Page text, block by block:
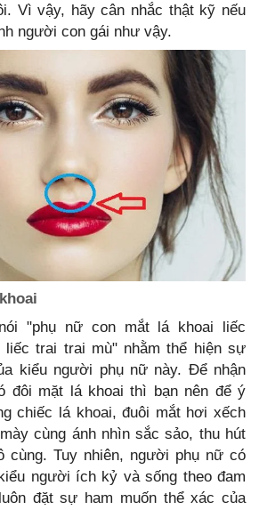
Vì vậy, hãy cân nhắc thật kỹ nếu
người con gái như vậy.
"phụ nữ con mắt lá khoai liếc
liếc trai trai mù" nhằm thể hiện sự
kiểu người phụ nữ này. Để nhận
đôi mặt lá khoai thì bạn nên để ý
chiếc lá khoai, đuôi mắt hơi xếch
cùng ánh nhìn sắc sảo, thu hút
cùng. Tuy nhiên, người phụ nữ có
người ích kỷ và sống theo đam
đặt sự ham muốn thể xác của